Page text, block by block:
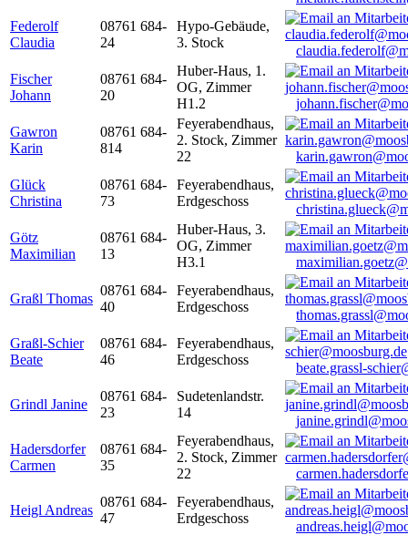
Federolf
Claudia
08761 684-
24
Hypo-Gebäude,
3. Stock
Fischer
Johann
08761 684-
20
Huber-Haus, 1.
OG, Zimmer
H1.2
Gawron
Karin
08761 684-
814
Feyerabendhaus,
2. Stock, Zimmer
22
Glück
Christina
08761 684-
73
Feyerabendhaus,
Erdgeschoss
Götz
Maximilian
08761 684-
13
Huber-Haus, 3.
OG, Zimmer
H3.1
Graßl Thomas
08761 684-
40
Feyerabendhaus,
Erdgeschoss
Graßl-Schier
Beate
08761 684-
46
Feyerabendhaus,
Erdgeschoss
beate.grassl-
Grindl Janine
08761 684-
23
Sudetenlandstr.
14
Hadersdorfer
Carmen
08761 684-
35
Feyerabendhaus,
2. Stock, Zimmer
22
Heigl Andreas
08761 684-
47
Feyerabendhaus,
Erdgeschoss